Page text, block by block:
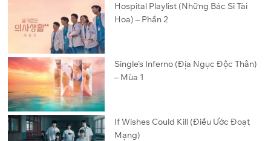
Hospital Playlist (Những Bác Sĩ Tài
Hoa) – Phần 2
Single’s Inferno (Địa Ngục Độc Thân)
– Mùa 1
If Wishes Could Kill (Điều Ước Đoạt
Mạng)